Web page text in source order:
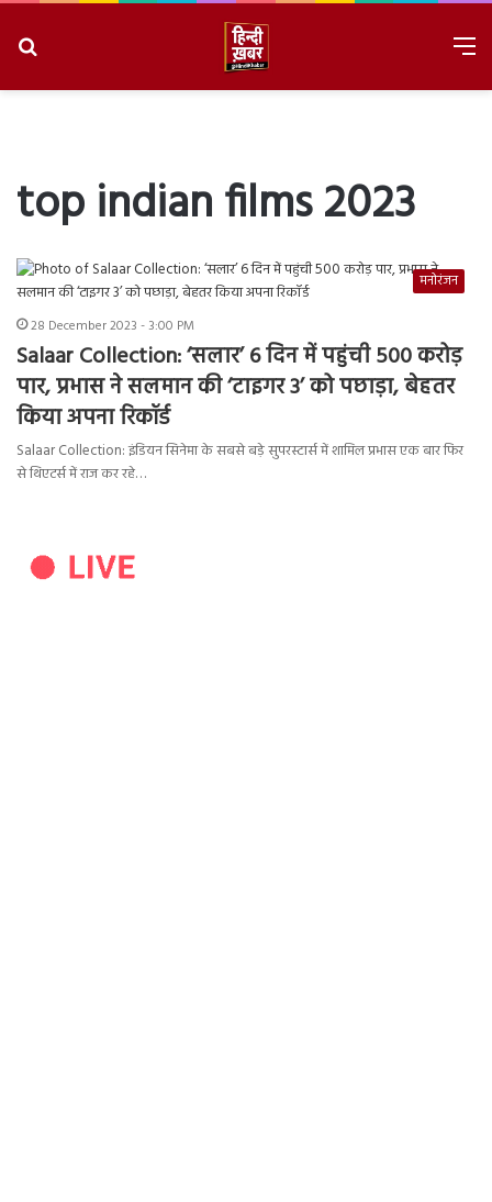
top indian films 2023
मनोरंजन
28 December 2023 - 3:00 PM
Salaar Collection: ‘सलार’ 6 दिन में पहुंची 500 करोड़
पार, प्रभास ने सलमान की ‘टाइगर 3’ को पछाड़ा, बेहतर
किया अपना रिकॉर्ड
Salaar Collection: इंडियन सिनेमा के सबसे बड़े सुपरस्टार्स में शामिल प्रभास एक बार फिर
से थिएटर्स में राज कर रहे…